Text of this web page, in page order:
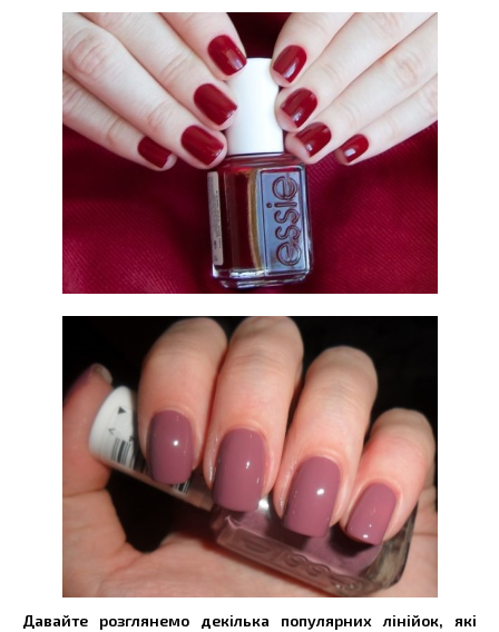
Давайте розглянемо декілька популярних лінійок, які